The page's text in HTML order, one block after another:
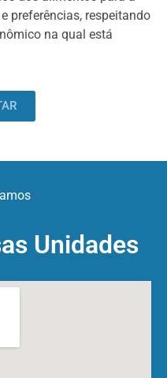
preferências, respeitando
na qual está
Unidades